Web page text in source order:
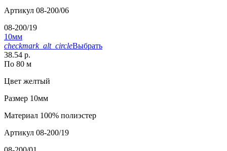
Артикул 08-200/06
08-200/19
10мм
checkmark_alt_circleВыбрать
38.54 р.
По 80 м
Цвет желтый
Размер 10мм
Материал 100% полиэстер
Артикул 08-200/19